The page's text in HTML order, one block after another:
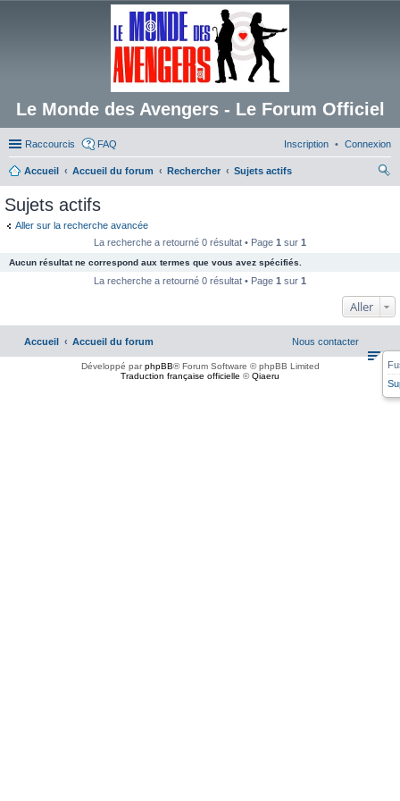
Le Monde des Avengers - Le Forum Officiel
Raccourcis FAQ Connexion
Inscription
Accueil Accueil du forum Rechercher
Sujets actifs
Sujets actifs
Aller sur la recherche avancée
La recherche a retourné 0 résultat • Page 1 sur 1
Aucun résultat ne correspond aux termes que vous avez spécifiés.
La recherche a retourné 0 résultat • Page 1 sur 1
Aller
Accueil Accueil du forum Nous contacter
Développé parphpBB® Forum Software © phpBB Limited
Traduction française officielle ©Qiaeru